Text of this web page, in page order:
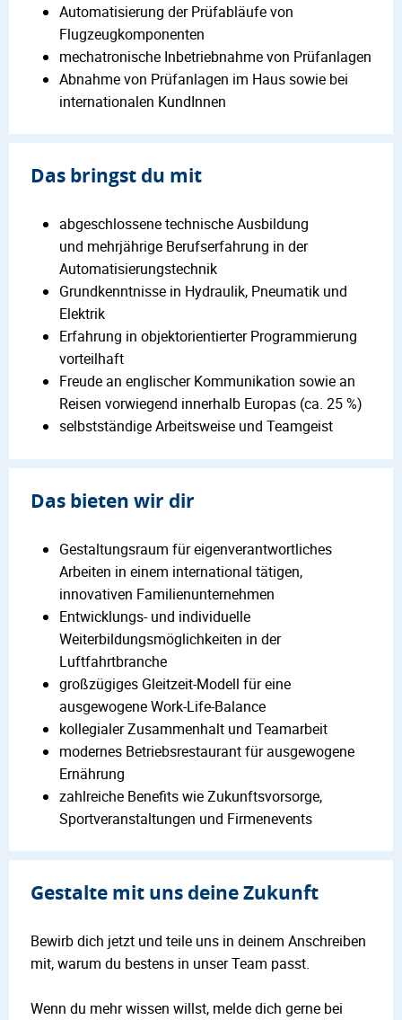
Automatisierung der Prüfabläufe von
Flugzeugkomponenten
mechatronische Inbetriebnahme von Prüfanlagen
Abnahme von Prüfanlagen im Haus sowie bei
internationalen KundInnen
Das bringst du mit
abgeschlossene technische Ausbildung
und mehrjährige Berufserfahrung in der
Automatisierungstechnik
Grundkenntnisse in Hydraulik, Pneumatik und
Elektrik
Erfahrung in objektorientierter Programmierung
vorteilhaft
Freude an englischer Kommunikation sowie an
Reisen vorwiegend innerhalb Europas (ca. 25 %)
selbstständige Arbeitsweise und Teamgeist
Das bieten wir dir
Gestaltungsraum für eigenverantwortliches
Arbeiten in einem international tätigen,
innovativen Familienunternehmen
Entwicklungs- und individuelle
Weiterbildungsmöglichkeiten in der
Luftfahrtbranche
großzügiges Gleitzeit-Modell für eine
ausgewogene Work-Life-Balance
kollegialer Zusammenhalt und Teamarbeit
modernes Betriebsrestaurant für ausgewogene
Ernährung
zahlreiche Benefits wie Zukunftsvorsorge,
Sportveranstaltungen und Firmenevents
Gestalte mit uns deine Zukunft
Bewirb dich jetzt und teile uns in deinem Anschreiben
mit, warum du bestens in unser Team passt.
Wenn du mehr wissen willst, melde dich gerne bei